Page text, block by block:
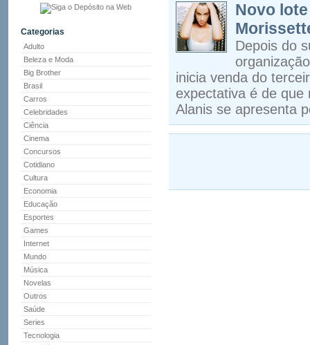
Categorias
Adulto
Beleza e Moda
Big Brother
Brasil
Carros
Celebridades
Ciência
Cinema
Concursos
Cotidiano
Cultura
Economia
Educação
Esportes
Games
Internet
Mundo
Música
Novelas
Outros
Saúde
Series
Tecnologia
Novo
Depois do
inicia venda do
expectativa é de
Alanis se apresenta